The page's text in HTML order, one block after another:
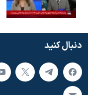
دنبال کنید